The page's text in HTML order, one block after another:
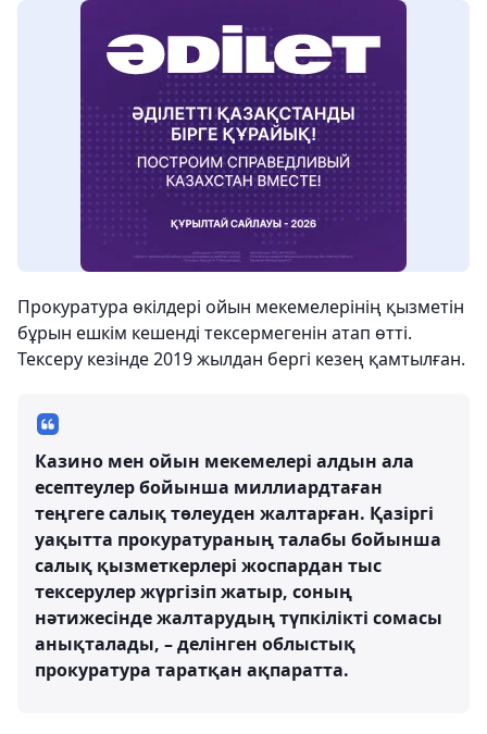
Прокуратура өкілдері ойын мекемелерінің қызметін
бұрын ешкім кешенді тексермегенін атап өтті.
Тексеру кезінде 2019 жылдан бергі кезең қамтылған.
Казино мен ойын мекемелері алдын ала
есептеулер бойынша миллиардтаған
теңгеге салық төлеуден жалтарған. Қазіргі
уақытта прокуратураның талабы бойынша
салық қызметкерлері жоспардан тыс
тексерулер жүргізіп жатыр, соның
нәтижесінде жалтарудың түпкілікті сомасы
анықталады, – делінген облыстық
прокуратура таратқан ақпаратта.